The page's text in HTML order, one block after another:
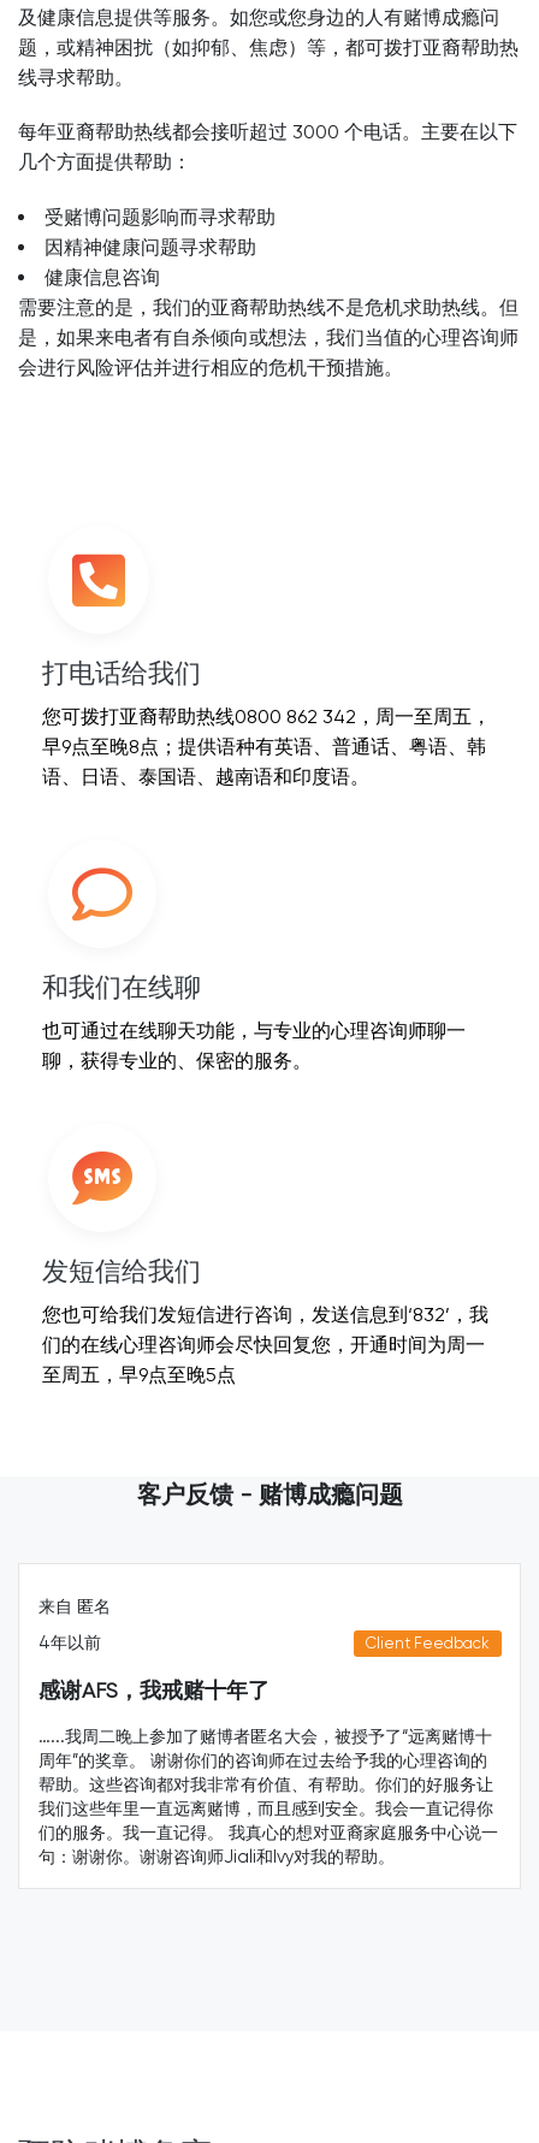
及健康信息提供等服务。如您或您身边的人有赌博成瘾问
题，或精神困扰（如抑郁、焦虑）等，都可拨打亚裔帮助热
线寻求帮助。
每年亚裔帮助热线都会接听超过 3000 个电话。主要在以下
几个方面提供帮助：
受赌博问题影响而寻求帮助
因精神健康问题寻求帮助
健康信息咨询
需要注意的是，我们的亚裔帮助热线不是危机求助热线。但
是，如果来电者有自杀倾向或想法，我们当值的心理咨询师
会进行风险评估并进行相应的危机干预措施。
打电话给我们
您可拨打亚裔帮助热线0800 862 342，周一至周五，
早9点至晚8点；提供语种有英语、普通话、粤语、韩
语、日语、泰国语、越南语和印度语。
和我们在线聊
也可通过在线聊天功能，与专业的心理咨询师聊一
聊，获得专业的、保密的服务。
发短信给我们
您也可给我们发短信进行咨询，发送信息到‘832’，我
们的在线心理咨询师会尽快回复您，开通时间为周一
至周五，早9点至晚5点
客户反馈 - 赌博成瘾问题
Client Feedback
大会，被授予了“远离赌博十
在过去给予我的心理咨询的
、有帮助。你们的好服务让
感到安全。我会一直记得你
的想对亚裔家庭服务中心说一
对我的帮助。
5年以前
新冠封城带给我的餐馆生意很
侣签证也被延期了。这些压力
和玩角子机…我对自己既失望
的控制赌博问题。无奈之下，
中心的帮助。亚裔家庭服务
多情感支持，而且帮我申请了